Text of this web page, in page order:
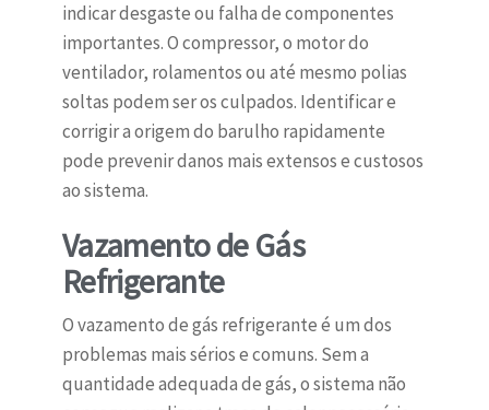
indicar desgaste ou falha de componentes
importantes. O compressor, o motor do
ventilador, rolamentos ou até mesmo polias
soltas podem ser os culpados. Identificar e
corrigir a origem do barulho rapidamente
pode prevenir danos mais extensos e custosos
ao sistema.
Vazamento de Gás
Refrigerante
O vazamento de gás refrigerante é um dos
problemas mais sérios e comuns. Sem a
quantidade adequada de gás, o sistema não